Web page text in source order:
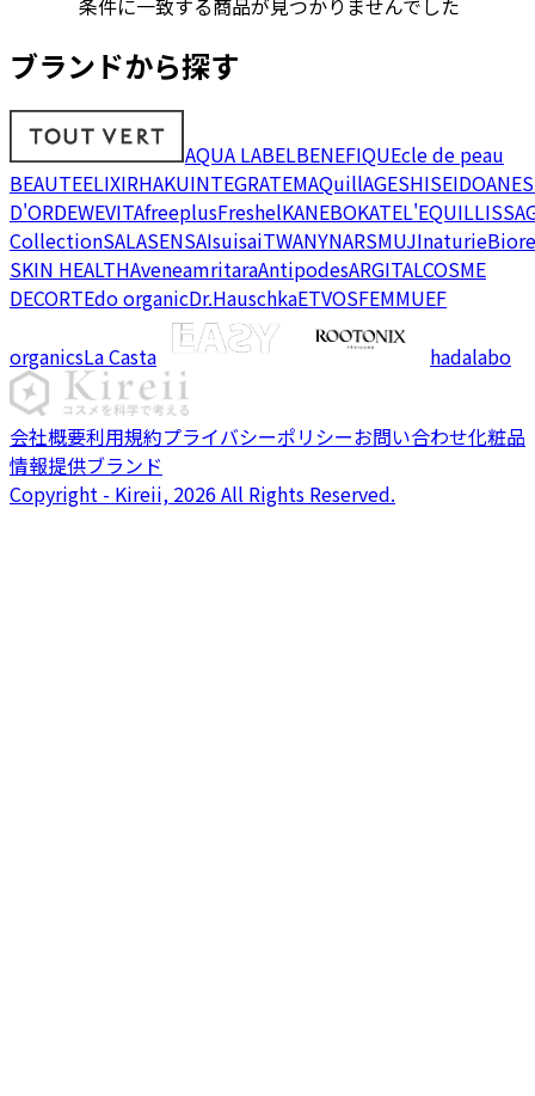
ブランドから探す
AQUA LABELBENEFIQUEcle de peau
BEAUTEELIXIRHAKUINTEGRATEMAQuillAGESHISEIDO
D'ORDEWEVITAfreeplusFreshelKANEBOKATEL'EQUIL
CollectionSALASENSAIsuisaiTWANYNARSMUJInaturieBiore
SKIN HEALTHAveneamritaraAntipodesARGITALCOSME
DECORTEdo organicDr.HauschkaETVOSFEMMUEF
organicsLa Casta hadalabo
会社概要利用規約プライバシーポリシーお問い合わせ化粧品
情報提供ブランド
Copyright - Kireii, 2026 All Rights Reserved.